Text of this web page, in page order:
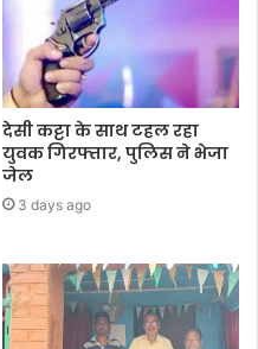
देसी कट्टा के साथ टहल रहा
युवक गिरफ्तार, पुलिस ने भेजा
जेल
3 days ago